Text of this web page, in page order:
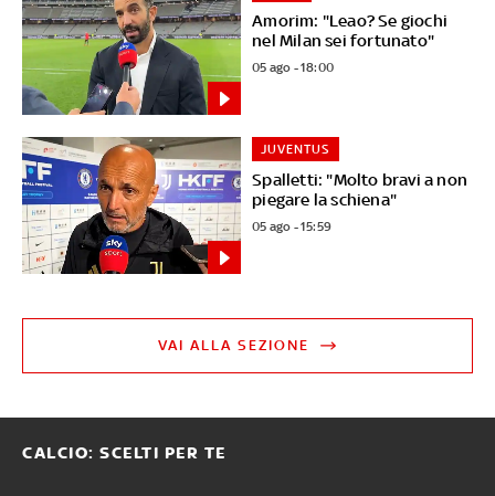
Amorim: "Leao? Se giochi
nel Milan sei fortunato"
05 ago - 18:00
Spalletti: "Molto bravi a non
piegare la schiena"
JUVENTUS
05 ago - 15:59
VAI ALLA SEZIONE
CALCIO: SCELTI PER TE